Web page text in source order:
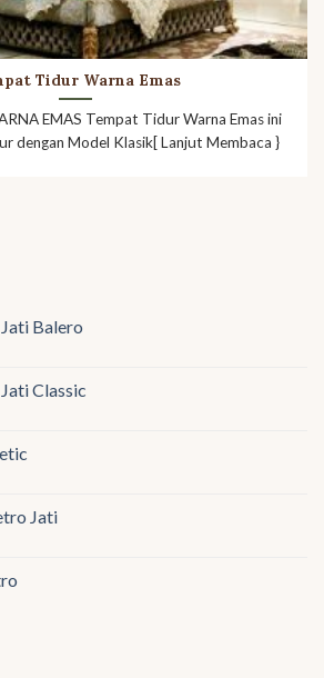
Balero
Classic
Jati
Tidur Warna Emas
EMAS Tempat Tidur Warna Emas ini
dengan Model Klasik[ Lanjut Membaca }